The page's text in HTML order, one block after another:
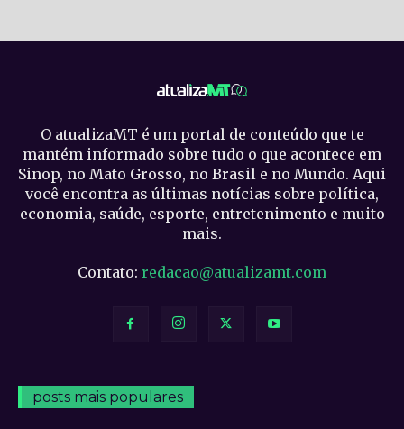
O atualizaMT é um portal de conteúdo que te
mantém informado sobre tudo o que acontece em
Sinop, no Mato Grosso, no Brasil e no Mundo. Aqui
você encontra as últimas notícias sobre política,
economia, saúde, esporte, entretenimento e muito
mais.
Contato: redacao@atualizamt.com
posts mais populares